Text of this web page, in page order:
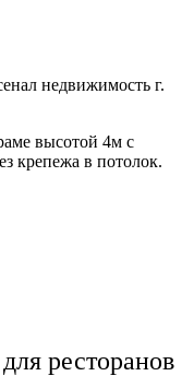
недвижимость г.
высотой 4м с
крепежа в потолок.
ресторанов